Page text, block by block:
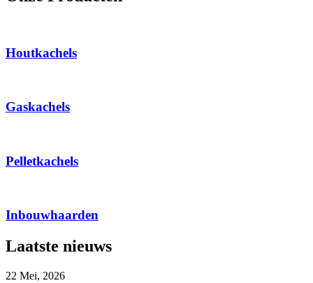
Houtkachels
Gaskachels
Pelletkachels
Inbouwhaarden
Laatste nieuws
22 Mei, 2026